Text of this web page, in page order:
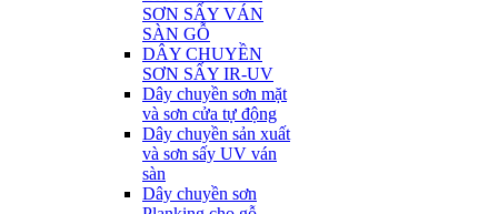
SƠN SẤY VÁN
SÀN GỖ
DÂY CHUYỀN
SƠN SẤY IR-UV
Dây chuyền sơn mặt
và sơn cửa tự động
Dây chuyền sản xuất
và sơn sấy UV ván
sàn
Dây chuyền sơn